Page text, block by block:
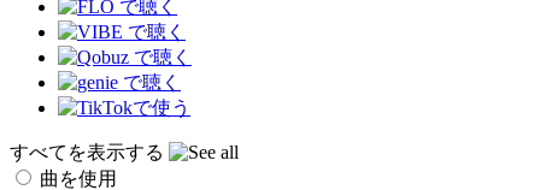
すべてを表示する
曲を使用